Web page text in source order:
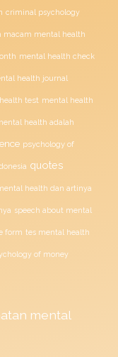
criminal psychology
macam mental health
mental health check
health journal
test mental health
health adalah
psychology of
quotes
health dan artinya
speech about mental
form tes mental health
of money
mental